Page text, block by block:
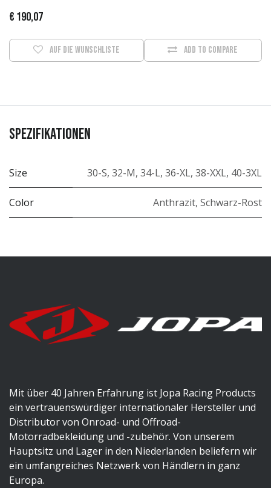
€ 190,07
Add to compare
Auf die Wunschliste
Spezifikationen
Size 30-S, 32-M, 34-L, 36-XL, 38-XXL, 40-3XL
Color Anthrazit, Schwarz-Rost
Mit über 40 Jahren Erfahrung ist Jopa Racing Products
ein vertrauenswürdiger internationaler Hersteller und
Distributor von Onroad- und Offroad-
Motorradbekleidung und -zubehör. Von unserem
Hauptsitz und Lager in den Niederlanden beliefern wir
ein umfangreiches Netzwerk von Händlern in ganz
Europa.